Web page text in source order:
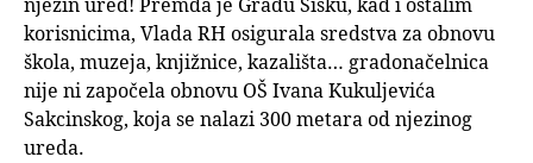
korisnicima, Vlada RH osigurala sredstva za obnovu
škola, muzeja, knjižnice, kazališta… gradonačelnica
nije ni započela obnovu OŠ Ivana Kukuljevića
Sakcinskog, koja se nalazi 300 metara od njezinog
ureda.